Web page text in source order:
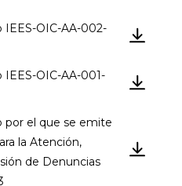
OIC-AA-002-
OIC-AA-001-
por el que se emite
la Atención,
de Denuncias